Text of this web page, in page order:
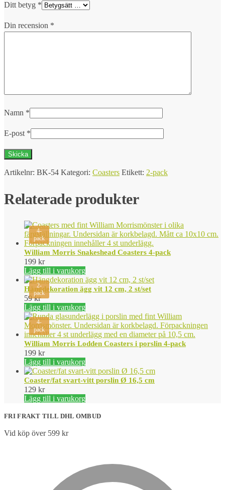
Ditt betyg *
Din recension *
Namn *
E-post *
Artikelnr: BK-54 Kategori: Coasters Etikett: 2-pack
Relaterade produkter
4-
pack
William Morris Snakeshead Coasters 4-pack
199 kr
Lägg till i varukorg
2-
pack
Hängdekoration ägg vit 12 cm, 2 st/set
59kr
Lägg till i varukorg
4-
pack
William Morris Lodden Coasters i porslin 4-pack
199 kr
Lägg till i varukorg
Coaster/fat svart-vitt porslin Ø 16,5 cm
129 kr
Lägg till i varukorg
FRI FRAKT TILL DHL OMBUD
Vid köp över 599 kr